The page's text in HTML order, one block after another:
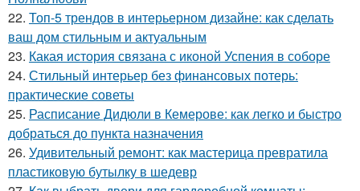
22. Топ-5 трендов в интерьерном дизайне: как сделать
ваш дом стильным и актуальным
23. Какая история связана с иконой Успения в соборе
24. Стильный интерьер без финансовых потерь:
практические советы
25. Расписание Дидюли в Кемерове: как легко и быстро
добраться до пункта назначения
26. Удивительный ремонт: как мастерица превратила
пластиковую бутылку в шедевр